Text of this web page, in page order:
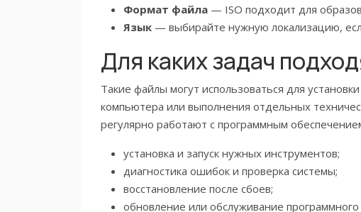
Формат файла — ISO подходит для
Язык — выбирайте нужную локализацию,
Для каких задач
Такие файлы могут использоваться для
компьютера или выполнения отдельных
регулярно работают с программным
установка и запуск нужных инструментов;
диагностика ошибок и проверка системы;
восстановление после сбоев;
обновление или обслуживание программного